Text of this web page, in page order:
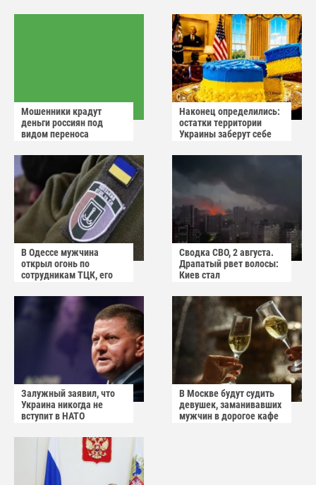
"апокалиптических
сценариев"
Мошенники крадут
деньги россиян под
видом переноса
Наконец определились:
остатки территории
Украины заберут себе
В Одессе мужчина
открыл огонь по
сотрудникам ТЦК, его
Сводка СВО, 2 августа.
Драпатый рвет волосы:
Киев стал
Залужный заявил, что
Украина никогда не
вступит в НАТО
В Москве будут судить
девушек, заманивавших
мужчин в дорогое кафе